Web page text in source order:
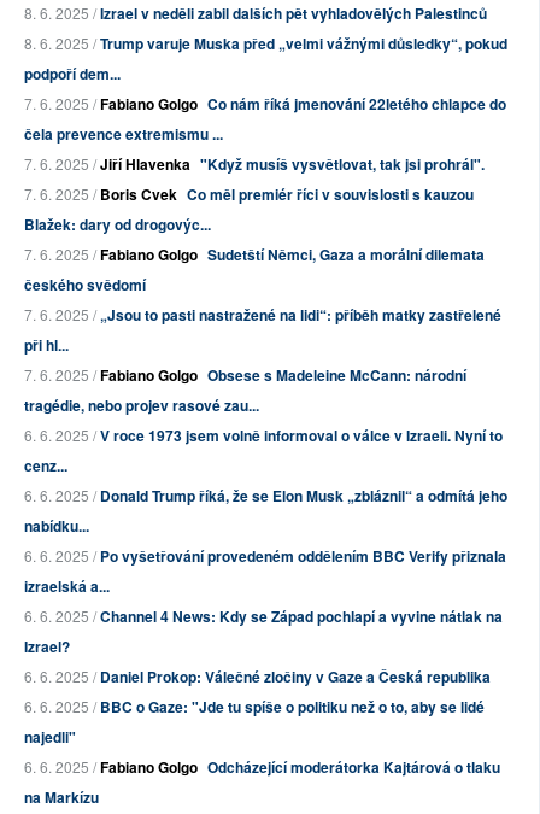
8. 6. 2025 /Izrael v neděli zabil dalších pět vyhladovělých Palestinců
8. 6. 2025 /Trump varuje Muska před „velmi vážnými důsledky“, pokud
podpoří dem...
7. 6. 2025 /Fabiano Golgo Co nám říká jmenování 22letého chlapce do
čela prevence extremismu ...
7. 6. 2025 /Jiří Hlavenka "Když musíš vysvětlovat, tak jsi prohrál".
7. 6. 2025 /Boris Cvek Co měl premiér říci v souvislosti s kauzou
Blažek: dary od drogovýc...
7. 6. 2025 /Fabiano Golgo Sudetští Němci, Gaza a morální dilemata
českého svědomí
7. 6. 2025 /„Jsou to pasti nastražené na lidi“: příběh matky zastřelené
při hl...
7. 6. 2025 /Fabiano Golgo Obsese s Madeleine McCann: národní
tragédie, nebo projev rasové zau...
6. 6. 2025 /V roce 1973 jsem volně informoval o válce v Izraeli. Nyní to
cenz...
6. 6. 2025 /Donald Trump říká, že se Elon Musk „zbláznil“ a odmítá jeho
nabídku...
6. 6. 2025 /Po vyšetřování provedeném oddělením BBC Verify přiznala
izraelská a...
6. 6. 2025 /Channel 4 News: Kdy se Západ pochlapí a vyvine nátlak na
Izrael?
6. 6. 2025 /Daniel Prokop: Válečné zločiny v Gaze a Česká republika
6. 6. 2025 /BBC o Gaze: "Jde tu spíše o politiku než o to, aby se lidé
najedli"
6. 6. 2025 /Fabiano Golgo Odcházející moderátorka Kajtárová o tlaku
na Markízu